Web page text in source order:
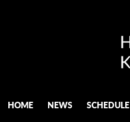
HOME NEWS SCHEDULE